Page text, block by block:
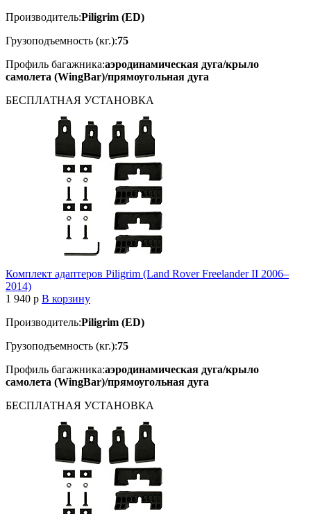
Производитель:Piligrim (ED)
Грузоподъемность (кг.):75
Профиль багажника:аэродинамическая дуга/крыло
самолета (WingBar)/прямоугольная дуга
БЕСПЛАТНАЯ УСТАНОВКА
Комплект адаптеров Piligrim (Land Rover Freelander II 2006–
2014)
1 940 p В корзину
Производитель:Piligrim (ED)
Грузоподъемность (кг.):75
Профиль багажника:аэродинамическая дуга/крыло
самолета (WingBar)/прямоугольная дуга
БЕСПЛАТНАЯ УСТАНОВКА